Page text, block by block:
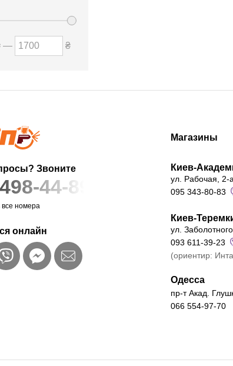
— ₴
Звоните
44-89
все номера
онлайн
Магазины
Киев-
ул. Рабочая, 2-а
095 343-80-83
Киев-
ул.
093 611-39-23
(ориентир:
Одесса
пр-т Акад.
066 554-97-70